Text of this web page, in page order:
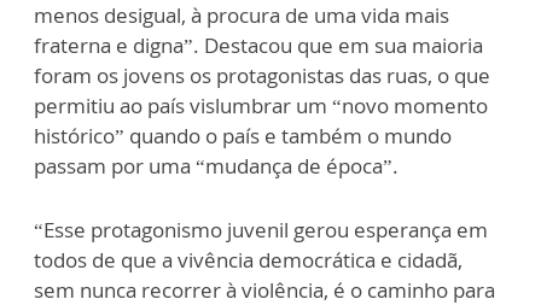
menos desigual, à procura de uma vida mais
fraterna e digna”. Destacou que em sua maioria
foram os jovens os protagonistas das ruas, o que
permitiu ao país vislumbrar um “novo momento
histórico” quando o país e também o mundo
passam por uma “mudança de época”.
“Esse protagonismo juvenil gerou esperança em
todos de que a vivência democrática e cidadã,
sem nunca recorrer à violência, é o caminho para